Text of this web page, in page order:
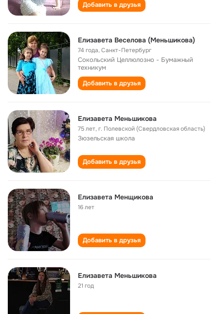
Добавить в друзья
Елизавета Веселова (Меньшикова)
74 года,Санкт-Петербург
Сокольский Целлюлозно - Бумажный
техникум
Добавить в друзья
Елизавета Меньшикова
75 лет,г. Полевской (Свердловская область)
Зюзельская школа
Добавить в друзья
Елизавета Менщикова
16 лет
Добавить в друзья
Елизавета Меньшикова
21 год